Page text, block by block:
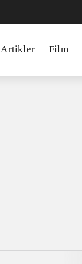
Artikler Film